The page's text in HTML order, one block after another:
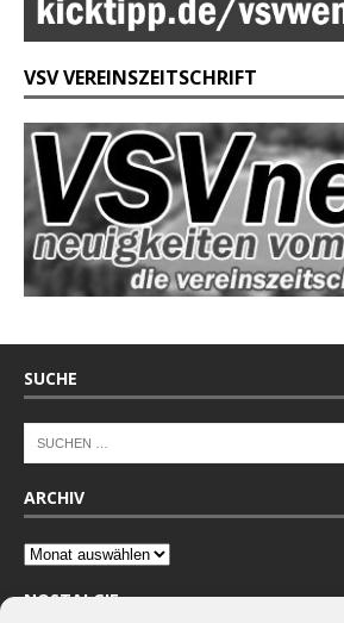
VSV VEREINSZEITSCHRIFT
SUCHE
ARCHIV
NOSTALGIE